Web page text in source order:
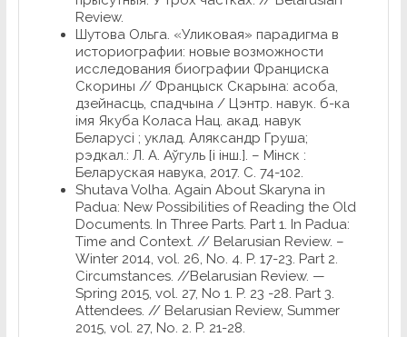
Review.
Шутова Ольга. «Уликовая» парадигма в
историографии: новые возможности
исследования биографии Франциска
Скорины // Францыск Скарына: асоба,
дзейнасць, спадчына / Цэнтр. навук. б-ка
імя Якуба Коласа Нац. акад. навук
Беларусі ; уклад. Аляксандр Груша;
рэдкал.: Л. А. Аўгуль [і інш.]. – Мінск :
Беларуская навука, 2017. С. 74-102.
Shutava Volha. Again About Skaryna in
Padua: New Possibilities of Reading the Old
Documents. In Three Parts. Part 1. In Padua:
Time and Context. // Belarusian Review. –
Winter 2014, vol. 26, No. 4. P. 17-23. Part 2.
Circumstances. //Belarusian Review. —
Spring 2015, vol. 27, No 1. P. 23 -28. Part 3.
Attendees. // Belarusian Review, Summer
2015, vol. 27, No. 2. P. 21-28.